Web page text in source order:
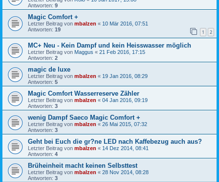
Antworten: 9
Magic Comfort +
Letzter Beitrag von mbalzen « 10 Mär 2016, 07:51
Antworten: 19 1 2
MC+ Neu - Kein Dampf und kein Heisswasser möglich
Letzter Beitrag von Maggus « 21 Feb 2016, 17:15
Antworten: 2
magic de luxe
Letzter Beitrag von mbalzen « 19 Jan 2016, 08:29
Antworten: 5
Magic Comfort Wasserreserve Zähler
Letzter Beitrag von mbalzen « 04 Jan 2016, 09:19
Antworten: 3
wenig Dampf Saeco Magic Comfort +
Letzter Beitrag von mbalzen « 26 Mai 2015, 07:32
Antworten: 3
Geht bei Euch die gr?ne LED nach Kaffebezug auch aus?
Letzter Beitrag von mbalzen « 14 Dez 2014, 08:41
Antworten: 4
Brüheinheit macht keinen Selbsttest
Letzter Beitrag von mbalzen « 28 Nov 2014, 08:28
Antworten: 3